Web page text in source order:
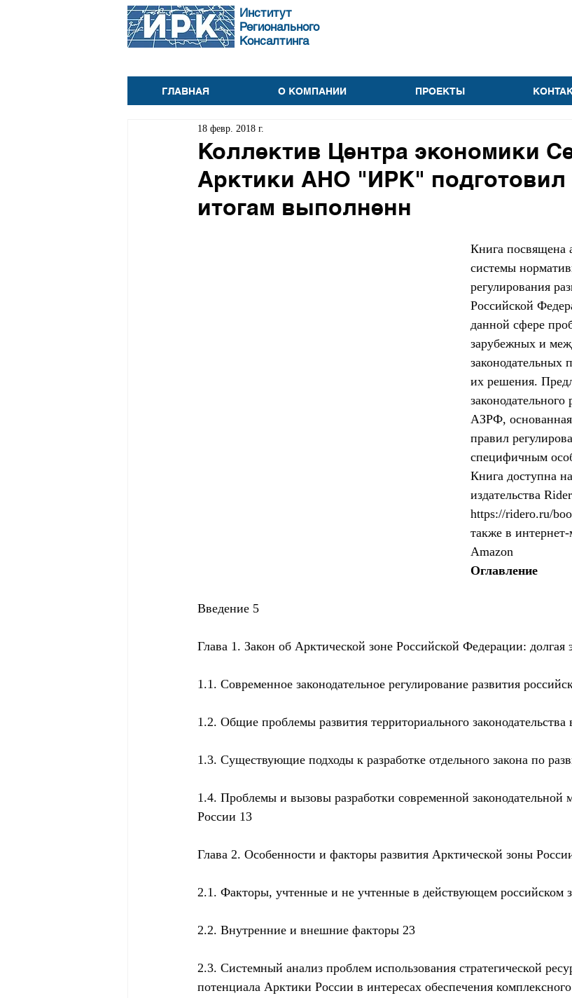
Институт
Регионального
Консалтинга
ГЛАВНАЯ О КОМПАНИИ ПРОЕКТЫ
Коллектив Центра экономики
Арктики АНО "ИРК" подготовил
итогам выполненн
18 февр. 2018 г.
Книга посвящена
системы
регулирования
Российской
данной сфере
зарубежных и
законодательных
их решения.
законодательного
АЗРФ,
правил
специфичным
Книга доступна
издательства
https://ridero.ru/
также в
Amazon
Оглавление
Введение 5
Глава 1. Закон об Арктической зоне Российской Федерации: долгая
1.1. Современное законодательное регулирование развития
1.2. Общие проблемы развития территориального законодательства
1.3. Существующие подходы к разработке отдельного закона по
1.4. Проблемы и вызовы разработки современной законодательной
России 13
Глава 2. Особенности и факторы развития Арктической зоны
2.1. Факторы, учтенные и не учтенные в действующем российском
2.2. Внутренние и внешние факторы 23
2.3. Системный анализ проблем использования стратегической
потенциала Арктики России в интересах обеспечения